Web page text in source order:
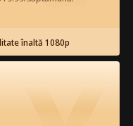
înaltă 1080p